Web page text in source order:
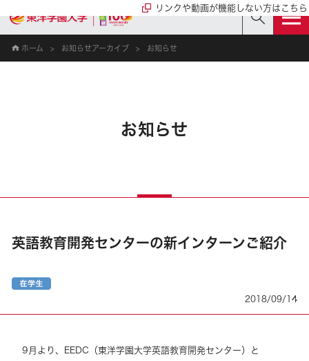
ホーム お知らせアーカイブ お知らせ
お知らせ
英語教育開発センターの新インターンご紹介
2018/09/14
リンクや動画が機能しない方はこちら
9月より、EEDC（東洋学園大学英語教育開発センター）と